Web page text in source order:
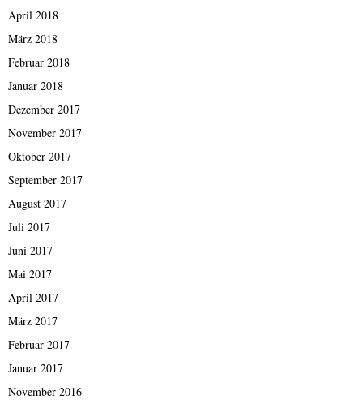
April 2018
März 2018
Februar 2018
Januar 2018
Dezember 2017
November 2017
Oktober 2017
September 2017
August 2017
Juli 2017
Juni 2017
Mai 2017
April 2017
März 2017
Februar 2017
Januar 2017
November 2016